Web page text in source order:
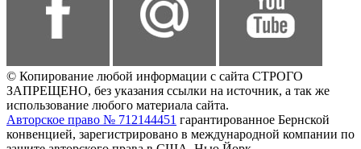
© Копирование любой информации с сайта СТРОГО
ЗАПРЕЩЕНО, без указания ссылки на источник, а так же
использование любого материала сайта.
Авторское право № 712144451 гарантированное Бернской
конвенцией, зарегистрировано в международной компании по